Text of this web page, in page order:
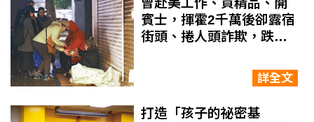
賓士，揮霍2千萬後卻露宿
街頭、捲人頭詐欺，跌到
詳全文
打造「孩子的祕密基